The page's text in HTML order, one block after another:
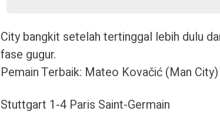
City bangkit setelah tertinggal lebih dulu
fase gugur.
Pemain Terbaik: Mateo Kovačić (Man City)
Stuttgart 1-4 Paris Saint-Germain